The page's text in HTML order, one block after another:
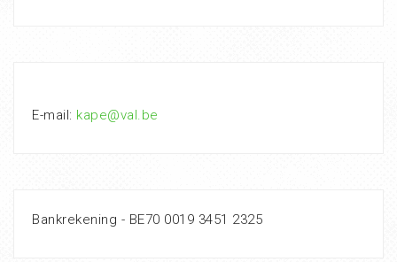
E-mail: kape@val.be
Bankrekening - BE70 0019 3451 2325